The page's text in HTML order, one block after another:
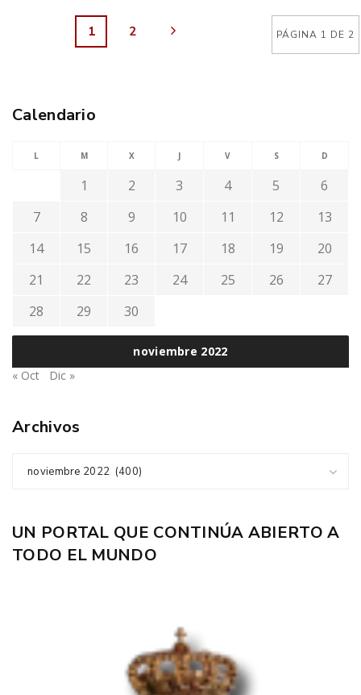
PÁGINA 1 DE 2
1 2
Calendario
noviembre 2022
L M X J V S D
1 2 3 4 5
6
7
8 9 10 11 12
13
14
15 16 17 18 19
20
21
22 23 24 25 26
27
28
29 30
« Oct Dic »
Archivos
noviembre 2022 (400)
UN PORTAL QUE CONTINÚA ABIERTO A
TODO EL MUNDO